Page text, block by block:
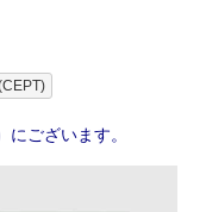
にございます。